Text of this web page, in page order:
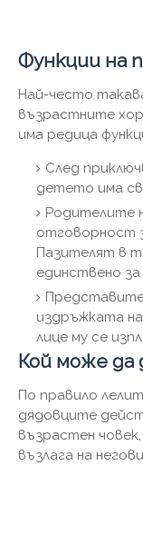
Функции на
Най-често
възрастните
има редица
След
детето има
Родителите
отговорност
Пазителят в
единствено
издръжката
лице му се
Кой може да
По правило
дядовците
възрастен
възлага на